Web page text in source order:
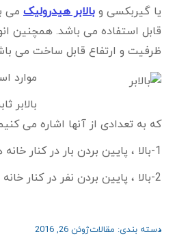
یا گیربکسی و بالابر هیدرولیک می
قابل استفاده می باشد. همچنین
ظرفیت و ارتفاع قابل ساخت می
موارد
بالابر
که به تعدادی از آنها اشاره می
1-بالا ، پایین بردن بار در کنار خانه ها و مغازه ها
2-بالا ، پایین بردن نفر در کنار خانه ها و مغازه ها
دسته بندی: مقالاتژوئن 26, 2016